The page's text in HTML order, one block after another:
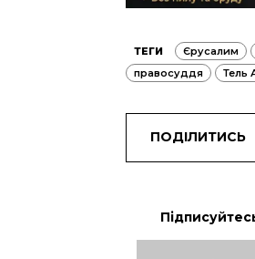
ТЕГИ Єрусалим
правосуддя
Тель
ПОДІЛИТИСЬ